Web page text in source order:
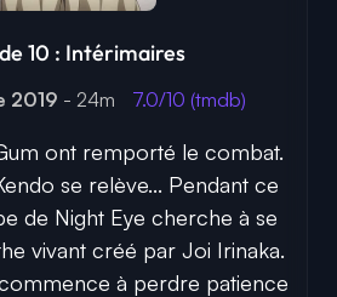
10 : Intérimaires
2019 - 24m 7.0/10 (tmdb)
ont remporté le combat.
se relève... Pendant ce
de Night Eye cherche à se
vivant créé par Joi Irinaka.
à perdre patience